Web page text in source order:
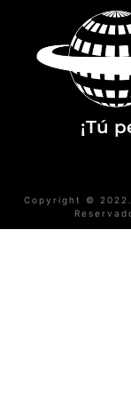
¡Tú
Copyright ©